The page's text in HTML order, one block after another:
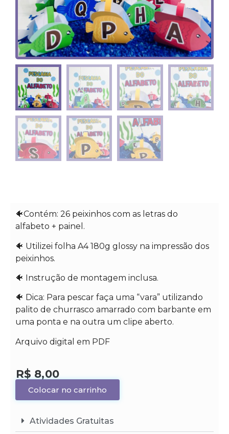
🐠Contém: 26 peixinhos com as letras do
alfabeto + painel.
🐠 Utilizei folha A4 180g glossy na impressão dos
peixinhos.
🐠 Instrução de montagem inclusa.
🐠 Dica: Para pescar faça uma “vara” utilizando
palito de churrasco amarrado com barbante em
uma ponta e na outra um clipe aberto.
Arquivo digital em PDF
R$ 8,00
Colocar no carrinho
Atividades Gratuitas